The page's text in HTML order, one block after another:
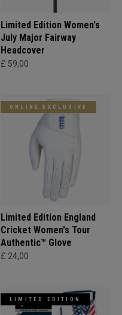
Limited Edition Women's
July Major Fairway
Headcover
£ 59,00
ONLINE EXCLUSIVE
Limited Edition England
Cricket Women's Tour
Authentic™ Glove
£ 24,00
LIMITED EDITION